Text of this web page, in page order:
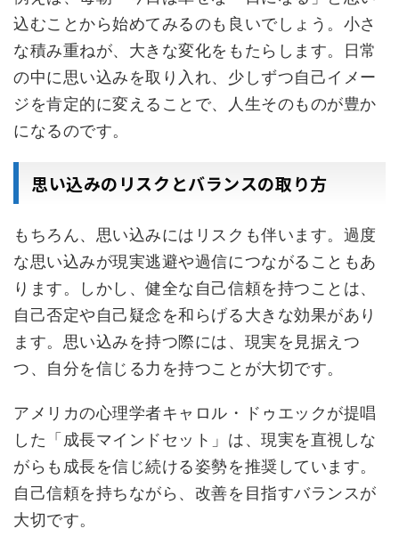
込むことから始めてみるのも良いでしょう。小さ
な積み重ねが、大きな変化をもたらします。日常
の中に思い込みを取り入れ、少しずつ自己イメー
ジを肯定的に変えることで、人生そのものが豊か
になるのです。
思い込みのリスクとバランスの取り方
もちろん、思い込みにはリスクも伴います。過度
な思い込みが現実逃避や過信につながることもあ
ります。しかし、健全な自己信頼を持つことは、
自己否定や自己疑念を和らげる大きな効果があり
ます。思い込みを持つ際には、現実を見据えつ
つ、自分を信じる力を持つことが大切です。
アメリカの心理学者キャロル・ドゥエックが提唱
した「成長マインドセット」は、現実を直視しな
がらも成長を信じ続ける姿勢を推奨しています。
自己信頼を持ちながら、改善を目指すバランスが
大切です。